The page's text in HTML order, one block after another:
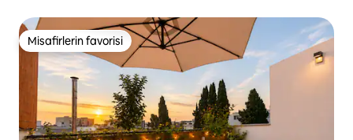
Misafirlerin favorisi
Misafirlerin favorisi